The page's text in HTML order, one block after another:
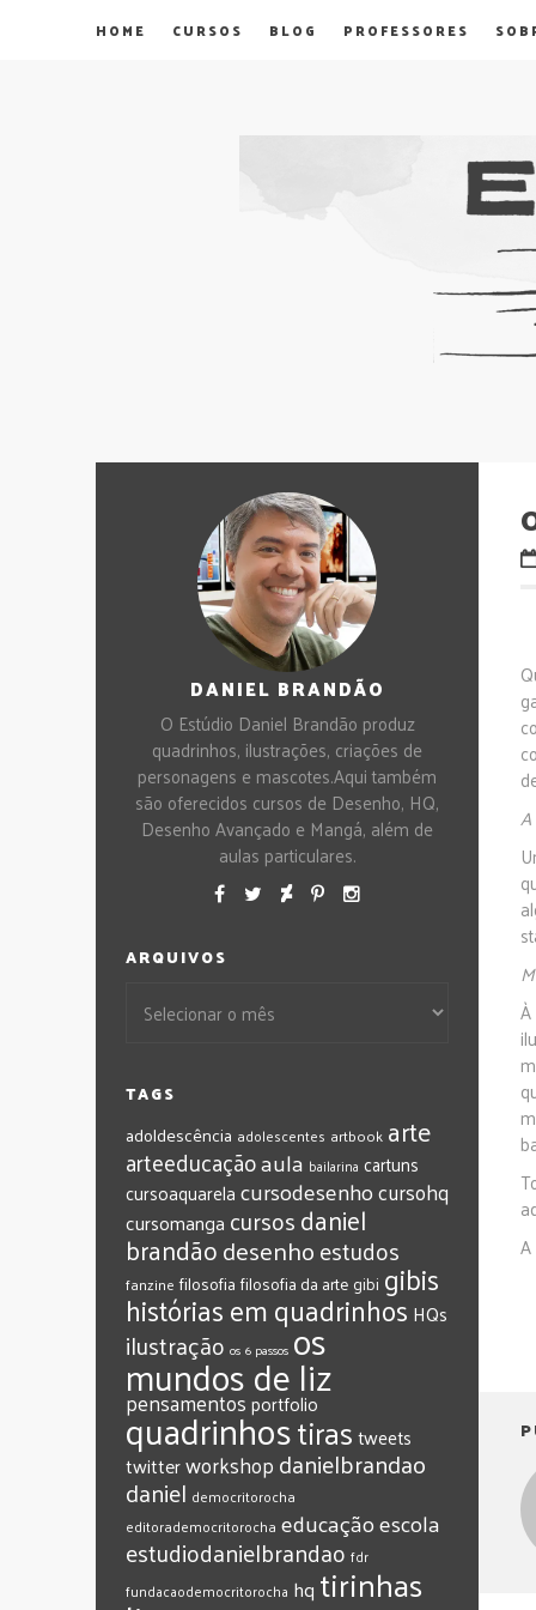
HOME CURSOS BLOG PROFESSORES
DANIEL BRANDÃO
O Estúdio Daniel Brandão produz
quadrinhos, ilustrações, criações de
personagens e mascotes.Aqui também
são oferecidos cursos de Desenho, HQ,
Desenho Avançado e Mangá, além de
aulas particulares.
ARQUIVOS
TAGS
adoldescência adolescentes artbook arte
arteeducaçãoaula bailarina cartuns
cursoaquarelacursodesenhocursohq
cursomanga cursosdaniel
brandãodesenhoestudos
fanzine filosofia filosofia da arte gibi gibis
histórias em quadrinhos HQs
ilustração os 6 passos os
mundos de liz
pensamentosportfolio
quadrinhostirastweets
twitterworkshop‎danielbrandao‬
‎daniel‬ ‎democritorocha
‎editorademocritorocha ‎educação‎escola
‎estudiodanielbrandao ‎fdr
‎fundacaodemocritorocha ‎hq ‎tirinhas